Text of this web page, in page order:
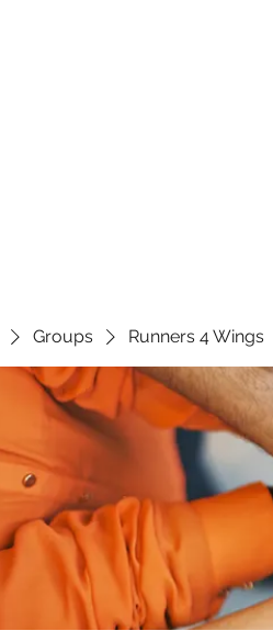
Groups Runners 4 Wings